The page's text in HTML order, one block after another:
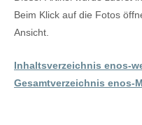
Beim Klick auf die Fotos
Ansicht.
Inhaltsverzeichnis enos-
Gesamtverzeichnis enos-